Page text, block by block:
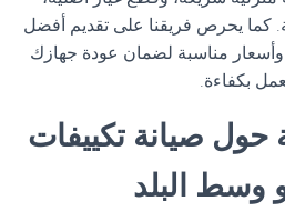
كما يحرص فريقنا على تقديم أفضل
وأسعار مناسبة لضمان عودة جهازك
بكفاءة.
حول صيانة تكييفات
وسط البلد